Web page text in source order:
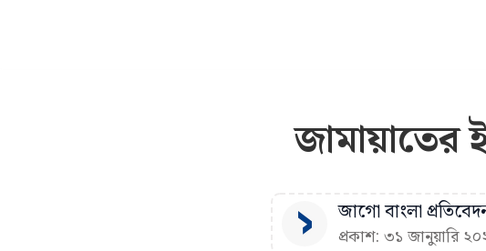
জামায়াতের
জাগো বাংলা
প্রকাশ: ৩১ জানুয়ারি